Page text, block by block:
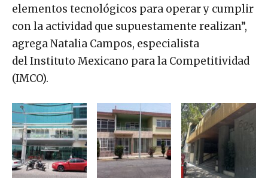
elementos tecnológicos para operar y cumplir
con la actividad que supuestamente realizan”,
agrega Natalia Campos, especialista
del Instituto Mexicano para la Competitividad
(IMCO).